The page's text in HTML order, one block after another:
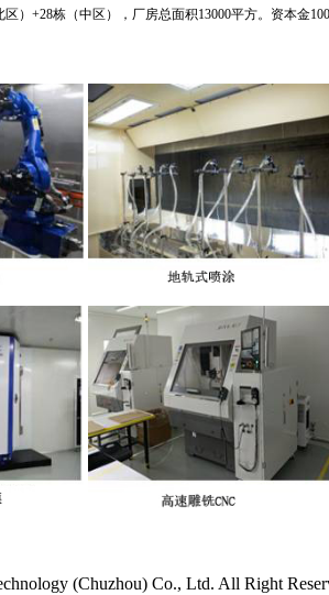
+28栋（中区），厂房总面积13000平方。资本金
(Chuzhou) Co., Ltd. All Right